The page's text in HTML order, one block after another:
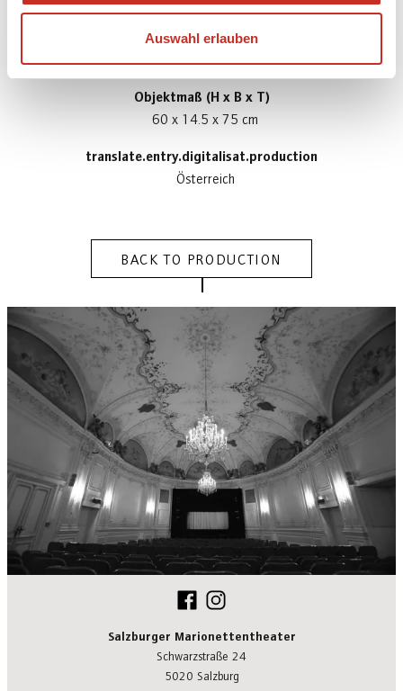
Auswahl erlauben
Gewicht
1.43 kg
Objektmaß (H x B x T)
60 x 14.5 x 75 cm
translate.entry.digitalisat.production
Österreich
BACK TO PRODUCTION
Salzburger Marionettentheater
Schwarzstraße 24
5020 Salzburg